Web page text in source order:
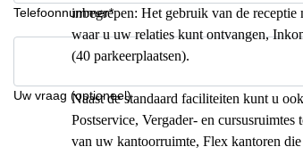
Telefoonnummer*
Uw vraag (optioneel)
inbegrepen: Het gebruik van de
waar u uw relaties kunt ontvangen,
(40 parkeerplaatsen).
Naast de standaard faciliteiten kunt u
Postservice, Vergader- en
van uw kantoorruimte, Flex kantoren